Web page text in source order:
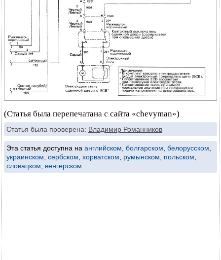
(Статья была перепечатана с сайта «chevyman»)
Статья была проверена: Владимир Романников
Эта статья доступна на английском болгарском белорусском
украинском сербском хорватском румынском польском
словацком
венгерском